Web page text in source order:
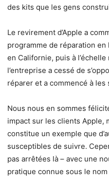
des kits que les gens
Le revirement d’Apple a
programme de réparation en
en Californie, puis à
l’entreprise a cessé de
réparer et a commencé à
Nous nous en sommes
impact sur les clients Apple,
constitue un exemple que
susceptibles de suivre.
pas arrêtées là – avec une
pratique connue sous le